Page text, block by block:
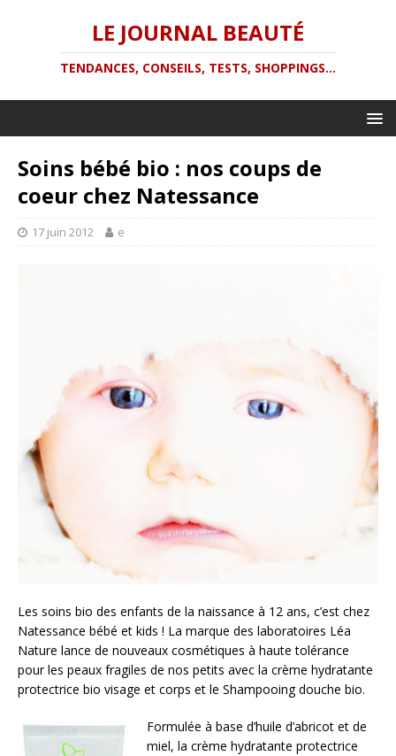
LE JOURNAL BEAUTÉ
TENDANCES, CONSEILS, TESTS, SHOPPINGS...
Soins bébé bio : nos coups de
coeur chez Natessance
17 juin 2012 e
Les soins bio des enfants de la naissance à 12 ans, c’est chez
Natessance bébé et kids ! La marque des laboratoires Léa
Nature lance de nouveaux cosmétiques à haute tolérance
pour les peaux fragiles de nos petits avec la crème hydratante
protectrice bio visage et corps et le Shampooing douche bio.
Formulée à base d’huile d’abricot et de
miel, la crème hydratante protectrice